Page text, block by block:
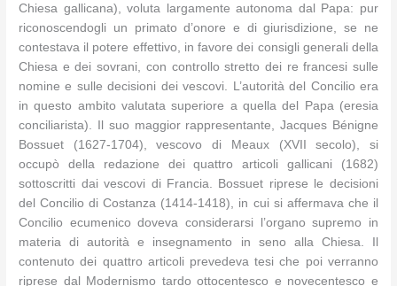
Chiesa gallicana), voluta largamente autonoma dal Papa: pur
riconoscendogli un primato d’onore e di giurisdizione, se ne
contestava il potere effettivo, in favore dei consigli generali della
Chiesa e dei sovrani, con controllo stretto dei re francesi sulle
nomine e sulle decisioni dei vescovi. L’autorità del Concilio era
in questo ambito valutata superiore a quella del Papa (eresia
conciliarista). Il suo maggior rappresentante, Jacques Bénigne
Bossuet (1627-1704), vescovo di Meaux (XVII secolo), si
occupò della redazione dei quattro articoli gallicani (1682)
sottoscritti dai vescovi di Francia. Bossuet riprese le decisioni
del Concilio di Costanza (1414-1418), in cui si affermava che il
Concilio ecumenico doveva considerarsi l’organo supremo in
materia di autorità e insegnamento in seno alla Chiesa. Il
contenuto dei quattro articoli prevedeva tesi che poi verranno
riprese dal Modernismo tardo ottocentesco e novecentesco e